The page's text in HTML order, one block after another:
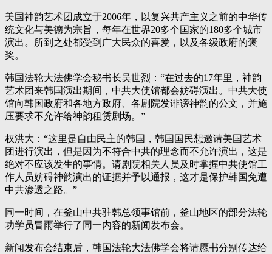
美国神韵艺术团成立于2006年，以复兴共产主义之前的中华传
统文化与美德为宗旨，每年在世界20多个国家的180多个城市
演出。所到之处都受到广大民众的喜爱，以及各级政府的褒
奖。
韩国法轮大法佛学会秘书长吴世烈：“在过去的17年里，神韵
艺术团来韩国演出期间，中共大使馆都会妨碍演出。中共大使
馆向韩国政府和各地方政府、各剧院发诽谤神韵的公文，并施
压要求不允许给神韵租赁剧场。”
权洪大：“这里是自由民主的韩国，韩国国民想邀请美国艺术
团进行演出，但是因为不符合中共的理念而不允许演出，这是
绝对不应该发生的事情。请剧院相关人员及时掌握中共使馆工
作人员妨碍神韵演出的证据并予以通报，这才是保护韩国免遭
中共渗透之路。”
同一时间，在釜山中共驻韩总领事馆前，釜山地区的部分法轮
功学员冒雨举行了同一内容的新闻发布会。
新闻发布会结束后，韩国法轮大法佛学会将请愿书分别传达给